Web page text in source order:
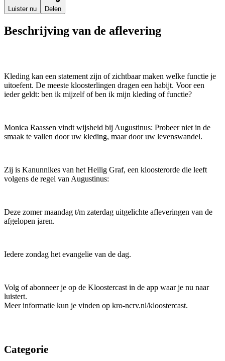
Luister nu Delen
Beschrijving van de aflevering
Kleding kan een statement zijn of zichtbaar maken welke functie je
uitoefent. De meeste kloosterlingen dragen een habijt. Voor een
ieder geldt: ben ik mijzelf of ben ik mijn kleding of functie?
Monica Raassen vindt wijsheid bij Augustinus: Probeer niet in de
smaak te vallen door uw kleding, maar door uw levenswandel.
Zij is Kanunnikes van het Heilig Graf, een kloosterorde die leeft
volgens de regel van Augustinus:
Deze zomer maandag t/m zaterdag uitgelichte afleveringen van de
afgelopen jaren.
Iedere zondag het evangelie van de dag.
Volg of abonneer je op de Kloostercast in de app waar je nu naar
luistert.
Meer informatie kun je vinden op kro-ncrv.nl/kloostercast.
Categorie